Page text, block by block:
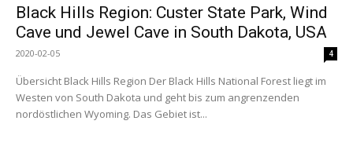
Black Hills Region: Custer State Park, Wind
Cave und Jewel Cave in South Dakota, USA
2020-02-05 4
Übersicht Black Hills Region Der Black Hills National Forest liegt im
Westen von South Dakota und geht bis zum angrenzenden
nordöstlichen Wyoming. Das Gebiet ist...